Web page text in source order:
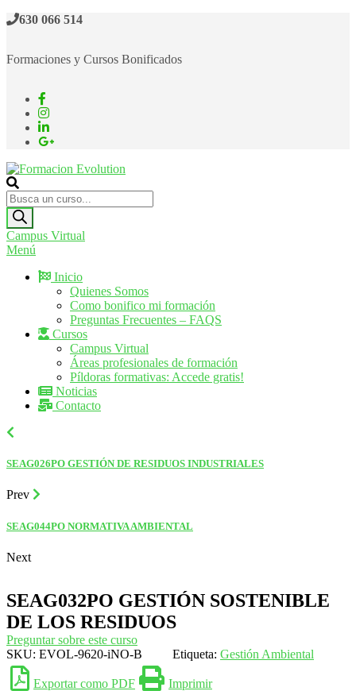
630 066 514
Formaciones y Cursos Bonificados
Formacion Evolution
Cursos de formación continua
Campus Virtual
Menú
Inicio
Quienes Somos
Como bonifico mi formación
Preguntas Frecuentes – FAQS
Cursos
Campus Virtual
Áreas profesionales de formación
Píldoras formativas: Accede gratis!
Noticias
Contacto
SEAG026PO GESTIÓN DE RESIDUOS INDUSTRIALES
Prev
SEAG044PO NORMATIVA AMBIENTAL
Next
SEAG032PO GESTIÓN SOSTENIBLE
DE LOS RESIDUOS
Preguntar sobre este curso
SKU: EVOL-9620-iNO-B Etiqueta: Gestión Ambiental
Exportar como PDF
Imprimir